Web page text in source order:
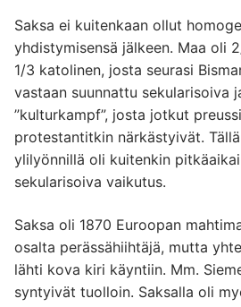
Saksa ei kuitenkaan ollut
yhdistymisensä jälkeen. Maa oli
1/3 katolinen, josta seurasi
vastaan suunnattu sekularisoiva
”kulturkampf”, josta jotkut
protestantitkin närkästyivät.
ylilyönnillä oli kuitenkin
sekularisoiva vaikutus.
Saksa oli 1870 Euroopan
osalta perässähiihtäjä, mutta
lähti kova kiri käyntiin. Mm.
syntyivät tuolloin. Saksalla oli